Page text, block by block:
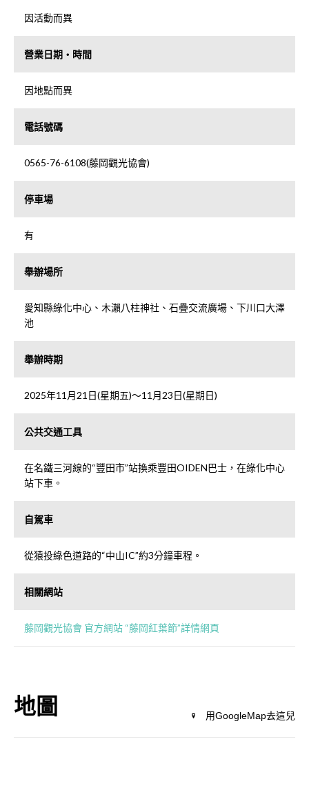
因活動而異
營業日期・時間
因地點而異
電話號碼
0565-76-6108(藤岡觀光協會)
停車場
有
舉辦場所
愛知縣綠化中心、木瀨八柱神社、石疊交流廣場、下川口大澤
池
舉辦時期
2025年11月21日(星期五)～11月23日(星期日)
公共交通工具
在名鐵三河線的“豐田市”站換乘豐田OIDEN巴士，在綠化中心
站下車。
自駕車
從猿投綠色道路的“中山IC”約3分鐘車程。
相關網站
藤岡觀光協會 官方網站 “藤岡紅葉節”詳情網頁
地圖 用GoogleMap去這兒